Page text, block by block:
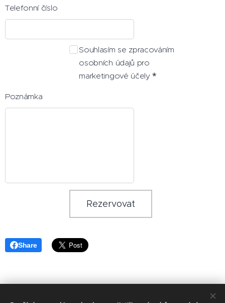
Telefonní číslo
Souhlasím se zpracováním
osobních údajů pro
marketingové účely
Poznámka
Rezervovat
Share